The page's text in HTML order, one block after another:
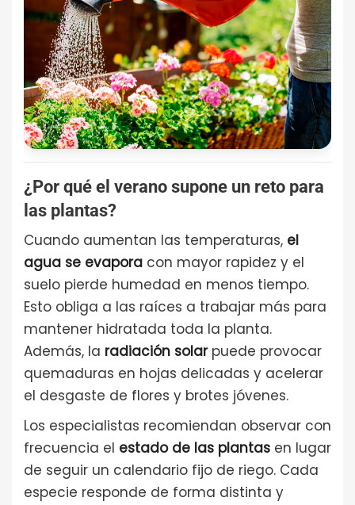
¿Por qué el verano supone un reto para
las plantas?
Cuando aumentan las temperaturas, el
agua se evapora con mayor rapidez y el
suelo pierde humedad en menos tiempo.
Esto obliga a las raíces a trabajar más para
mantener hidratada toda la planta.
Además, la radiación solarpuede provocar
quemaduras en hojas delicadas y acelerar
el desgaste de flores y brotes jóvenes.
Los especialistas recomiendan observar con
frecuencia el estado de las plantas en lugar
de seguir un calendario fijo de riego. Cada
especie responde de forma distinta y